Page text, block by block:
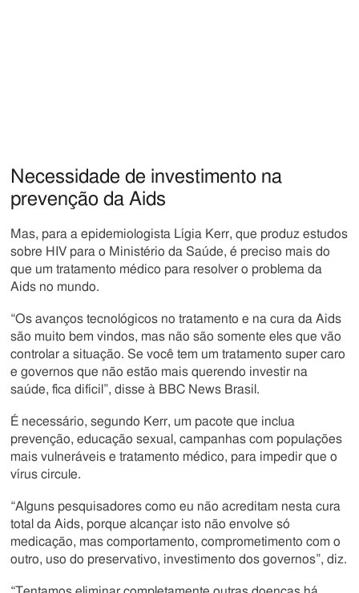
Necessidade de investimento na
prevenção da Aids
Mas, para a epidemiologista Lígia Kerr, que produz estudos
sobre HIV para o Ministério da Saúde, é preciso mais do
que um tratamento médico para resolver o problema da
Aids no mundo.
“Os avanços tecnológicos no tratamento e na cura da Aids
são muito bem vindos, mas não são somente eles que vão
controlar a situação. Se você tem um tratamento super caro
e governos que não estão mais querendo investir na
saúde, fica difícil”, disse à BBC News Brasil.
É necessário, segundo Kerr, um pacote que inclua
prevenção, educação sexual, campanhas com populações
mais vulneráveis e tratamento médico, para impedir que o
vírus circule.
“Alguns pesquisadores como eu não acreditam nesta cura
total da Aids, porque alcançar isto não envolve só
medicação, mas comportamento, comprometimento com o
outro, uso do preservativo, investimento dos governos”, diz.